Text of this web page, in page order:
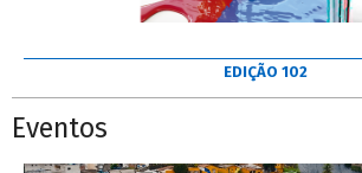
EDIÇÃO 102
Eventos